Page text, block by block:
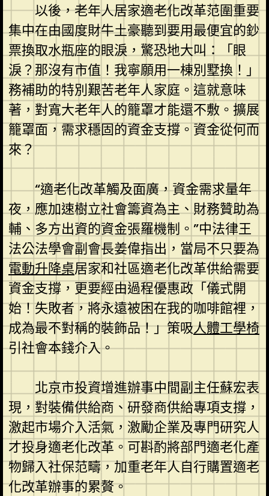
以後，老年人居家適老化改革范圍重要
集中在由國度財牛土豪聽到要用最便宜的鈔
票換取水瓶座的眼淚，驚恐地大叫：「眼
淚？那沒有市值！我寧願用一棟別墅換！」
務補助的特別艱苦老年人家庭。這就意味
著，對寬大老年人的籠罩才能還不敷。擴展
籠罩面，需求穩固的資金支撐。資金從何而
來？
“適老化改革觸及面廣，資金需求量年
夜，應加速樹立社會籌資為主、財務贊助為
輔、多方出資的資金張羅機制。”中法律王
法公法學會副會長姜偉指出，當局不只要為
電動升降桌居家和社區適老化改革供給需要
資金支撐，更要經由過程優惠政「儀式開
始！失敗者，將永遠被困在我的咖啡館裡，
成為最不對稱的裝飾品！」策吸人體工學椅
引社會本錢介入。
北京市投資增進辦事中間副主任蘇宏表
現，對裝備供給商、研發商供給專項支撐，
激起市場介入活氣，激勵企業及專門研究人
才投身適老化改革。可斟酌將部門適老化產
物歸入社保范疇，加重老年人自行購置適老
化改革辦事的累贅。